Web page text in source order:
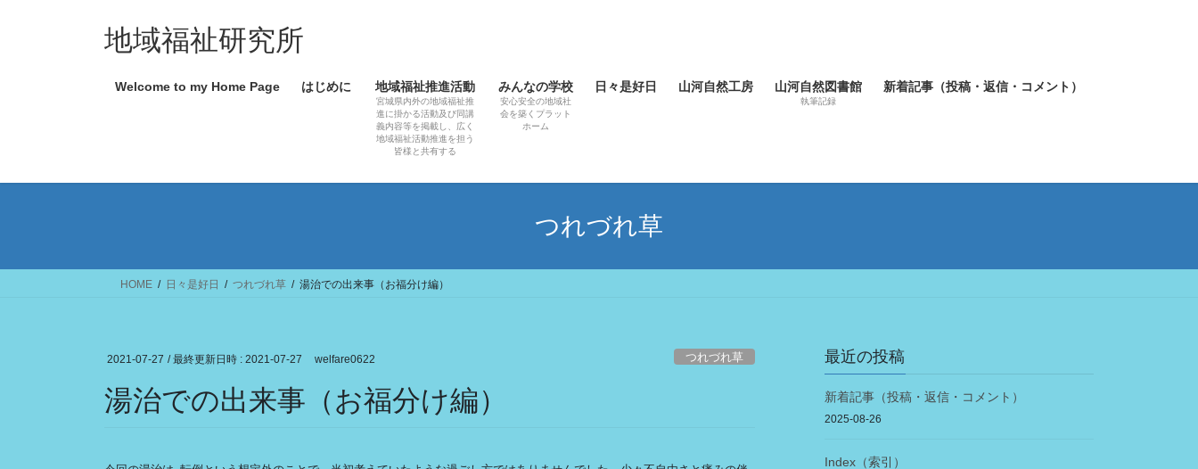
ッ
移
地域福祉研究所
Welcome to my Home Page はじめに 地域福祉推進活動
宮城県内外の地域福祉推
進に掛かる活動及び同講
義内容等を掲載し、広く
地域福祉活動推進を担う
皆様と共有する
みんなの学校
安心安全の地域社
会を築くプラット
ホーム
日々是好日 山河自然工房 山河自然図書館
執筆記録
新着記事（投稿・返信・コメント）
つれづれ草
HOME 日々是好日 つれづれ草 湯治での出来事（お福分け編）
2021-07-27 / 最終更新日時 : 2021-07-27 welfare0622 つれづれ草
湯治での出来事（お福分け編）
最近の投稿
新着記事（投稿・返信・コメント）
2025-08-26
Index（索引）